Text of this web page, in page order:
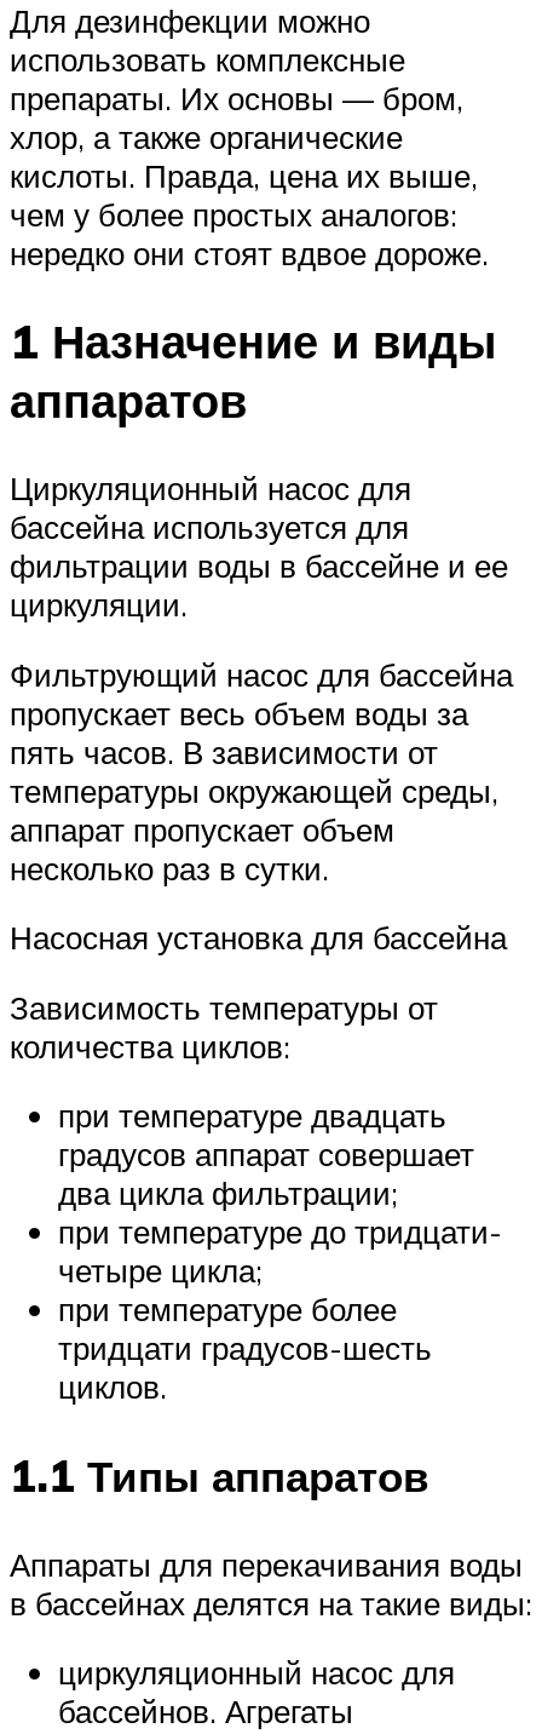
Для дезинфекции можно
использовать комплексные
препараты. Их основы — бром,
хлор, а также органические
кислоты. Правда, цена их выше,
чем у более простых аналогов:
нередко они стоят вдвое дороже.
1 Назначение и виды
аппаратов
Циркуляционный насос для
бассейна используется для
фильтрации воды в бассейне и ее
циркуляции.
Фильтрующий насос для бассейна
пропускает весь объем воды за
пять часов. В зависимости от
температуры окружающей среды,
аппарат пропускает объем
несколько раз в сутки.
Насосная установка для бассейна
Зависимость температуры от
количества циклов:
при температуре двадцать
градусов аппарат совершает
два цикла фильтрации;
при температуре до тридцати-
четыре цикла;
при температуре более
тридцати градусов-шесть
циклов.
1.1 Типы аппаратов
Аппараты для перекачивания воды
в бассейнах делятся на такие виды:
циркуляционный насос для
бассейнов. Агрегаты